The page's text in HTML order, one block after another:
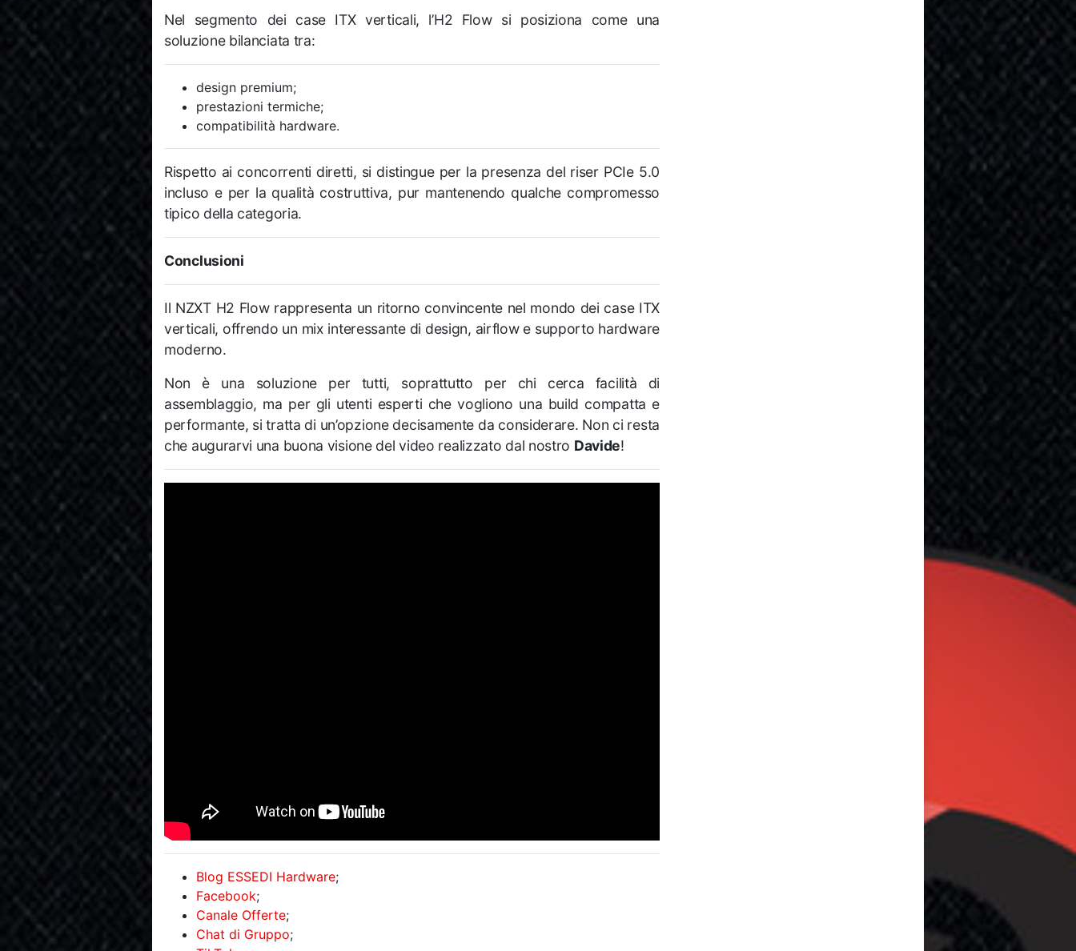
Nel segmento dei case ITX verticali, l’H2 Flow si posiziona come una
soluzione bilanciata tra:
design premium;
prestazioni termiche;
compatibilità hardware.
Rispetto ai concorrenti diretti, si distingue per la presenza del riser PCIe 5.0
incluso e per la qualità costruttiva, pur mantenendo qualche compromesso
tipico della categoria.
Conclusioni
Il NZXT H2 Flow rappresenta un ritorno convincente nel mondo dei case ITX
verticali, offrendo un mix interessante di design, airflow e supporto hardware
moderno.
Non è una soluzione per tutti, soprattutto per chi cerca facilità di
assemblaggio, ma per gli utenti esperti che vogliono una build compatta e
performante, si tratta di un’opzione decisamente da considerare. Non ci resta
che augurarvi una buona visione del video realizzato dal nostro Davide!
Blog ESSEDI Hardware;
Facebook;
Canale Offerte;
Chat di Gruppo;